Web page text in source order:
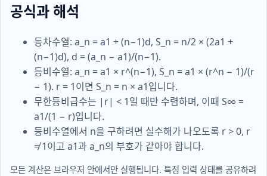
공식과 해석
등차수열: a_n = a1 + (n−1)d, S_n = n/2 × (2a1 +
(n−1)d), d = (a_n − a1)/(n−1).
등비수열: a_n = a1 × r^(n−1), S_n = a1 × (r^n − 1)/(r
− 1). r = 1이면 S_n = n × a1입니다.
무한등비급수는 |r| < 1일 때만 수렴하며, 이때 S∞ =
a1/(1 − r)입니다.
등비수열에서 n을 구하려면 실수해가 나오도록 r > 0, r
≠ 1이고 a1과 a_n의 부호가 같아야 합니다.
모든 계산은 브라우저 안에서만 실행됩니다. 특정 입력 상태를 공유하려